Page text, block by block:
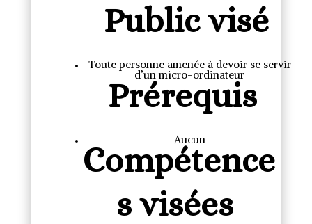
Public visé
Toute personne amenée à devoir se servir
d’un micro-ordinateur
Prérequis
Aucun
Compétence
s visées